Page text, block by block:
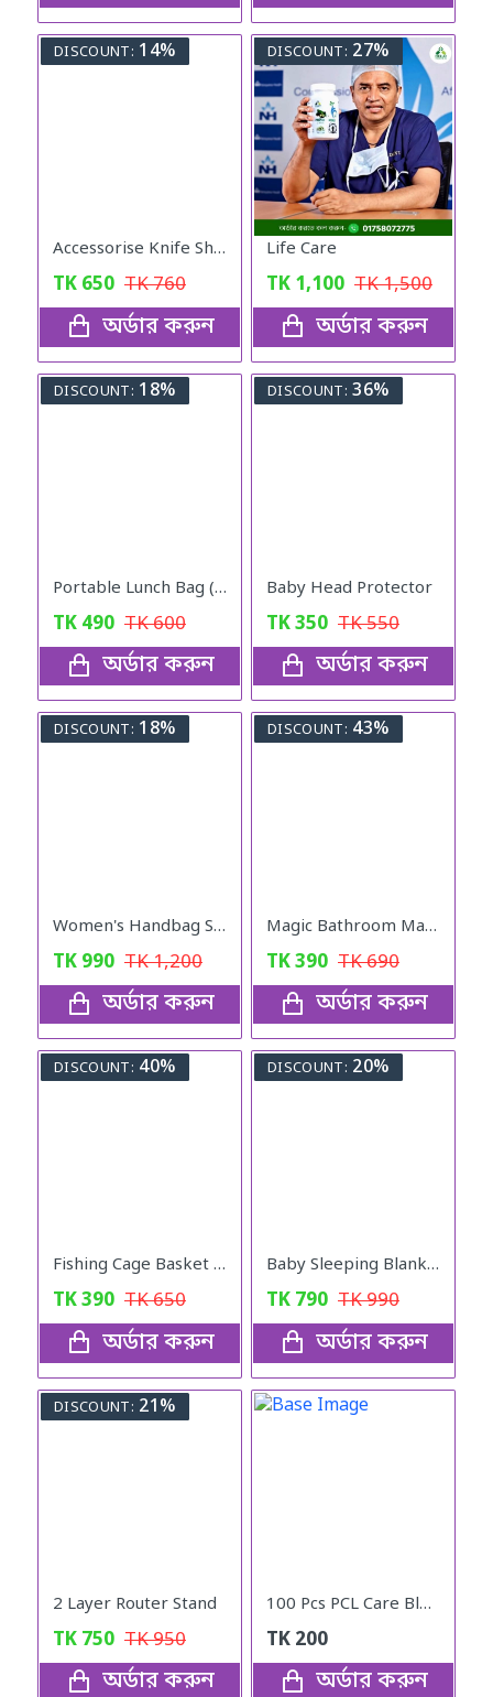
DISCOUNT: 14%
Accessorise Knife Sharper
TK 650 TK760
অর্ডার করুন
DISCOUNT: 27%
Life Care
TK 1,100 TK1,500
অর্ডার করুন
DISCOUNT: 18%
Portable Lunch Bag (Blue)
TK 490 TK600
অর্ডার করুন
DISCOUNT: 36%
Baby Head Protector
TK350 TK550
অর্ডার করুন
DISCOUNT: 18%
Women's Handbag Solid ( black colour )
TK 990 TK1,200
অর্ডার করুন
DISCOUNT: 43%
Magic Bathroom Mat | Non-Sliper
TK390 TK690
অর্ডার করুন
DISCOUNT: 40%
Fishing Cage Basket Plastic (6 Hole)
TK390 TK650
অর্ডার করুন
DISCOUNT: 20%
Baby Sleeping Blanket
TK 790 TK990
অর্ডার করুন
DISCOUNT: 21%
2 Layer Router Stand
TK 750 TK950
অর্ডার করুন
100 Pcs PCL Care Blood Lancet Needle
TK 200
অর্ডার করুন